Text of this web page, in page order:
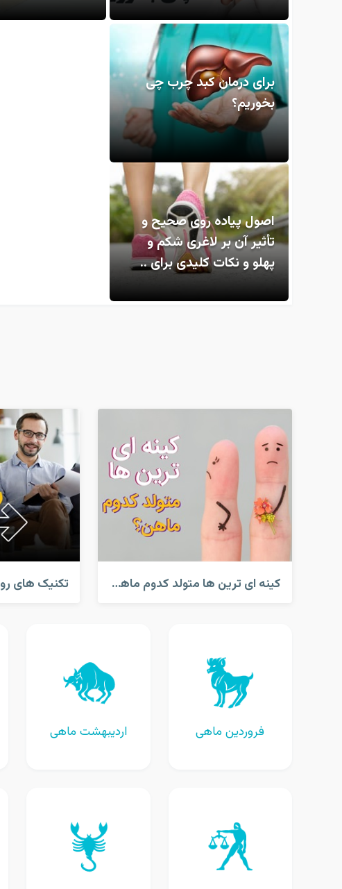
برای درمان کبد چرب چی
بخوریم؟
اصول پیاده روی صحیح و
تأثیر آن بر لاغری شکم و
پهلو و نکات کلیدی برای ..
کینه ای ترین ها متولد کدوم ماهن؟
فروردین ماهی اردیبهشت ماهی